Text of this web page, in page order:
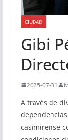
CIUDAD
Gibi
2025-07-31
A través de
casimirense